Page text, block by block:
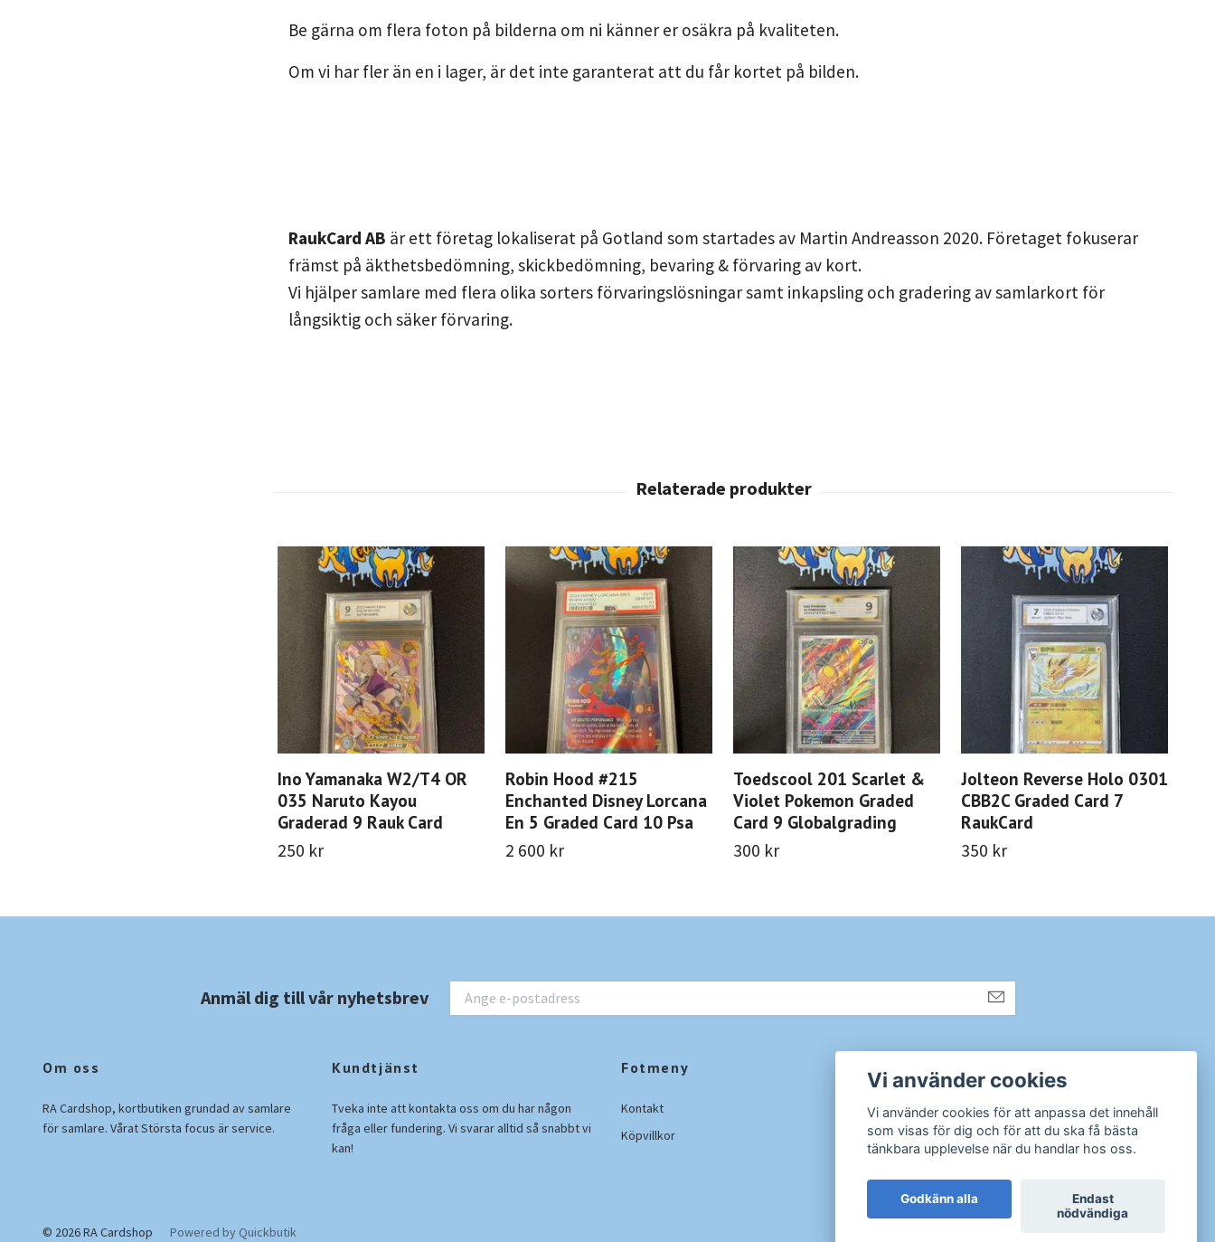
Be gärna om flera foton på bilderna om ni känner er osäkra på kvaliteten.
Om vi har fler än en i lager, är det inte garanterat att du får kortet på bilden.
RaukCard AB är ett företag lokaliserat på Gotland som startades av Martin Andreasson 2020. Företaget fokuserar
främst på äkthetsbedömning, skickbedömning, bevaring & förvaring av kort.
Vi hjälper samlare med flera olika sorters förvaringslösningar samt inkapsling och gradering av samlarkort för
långsiktig och säker förvaring.
Ino Yamanaka W2/T4 OR
035 Naruto Kayou
Graderad 9 Rauk Card
250 kr
Robin Hood #215
Enchanted Disney Lorcana
En 5 Graded Card 10 Psa
2 600 kr
Toedscool 201 Scarlet &
Violet Pokemon Graded
Card 9 Globalgrading
300 kr
Jolteon Reverse Holo 0301
CBB2C Graded Card 7
RaukCard
350 kr
Anmäl dig till vår nyhetsbrev
Om oss
RA Cardshop, kortbutiken grundad av samlare
för samlare. Vårat Största focus är service.
Kundtjänst
Tveka inte att kontakta oss om du har någon
fråga eller fundering. Vi svarar alltid så snabbt vi
kan!
Fotmeny
Kontakt
Köpvillkor
Instagram
© 2026 RA Cardshop Powered by Quickbutik
Vi använder cookies
Vi använder cookies för att anpassa det innehåll
som visas för dig och för att du ska få bästa
tänkbara upplevelse när du handlar hos oss.
Godkänn alla
Endast
nödvändiga